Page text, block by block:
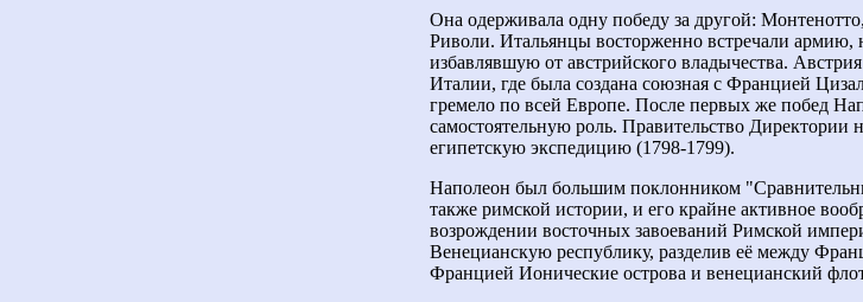
Она одерживала одну победу за другой:
Риволи. Итальянцы восторженно встречали армию,
избавлявшую от австрийского владычества.
Италии, где была создана союзная с Францией
гремело по всей Европе. После первых же побед
самостоятельную роль. Правительство Директории
египетскую экспедицию (1798-1799).
Наполеон был большим поклонником
также римской истории, и его крайне активное
возрождении восточных завоеваний Римской
Венецианскую республику, разделив её между
Францией Ионические острова и венецианский